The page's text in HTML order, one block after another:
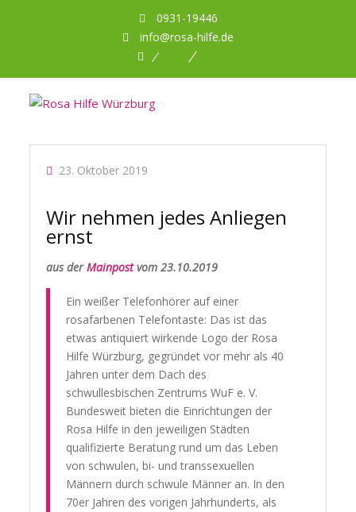
0931-19446
info@rosa-hilfe.de
Facebook
Romeo
23. Oktober 2019
Wir nehmen jedes Anliegen
ernst
aus derMainpostvom 23.10.2019
Ein weißer Telefonhörer auf einer
rosafarbenen Telefontaste: Das ist das
etwas antiquiert wirkende Logo der Rosa
Hilfe Würzburg, gegründet vor mehr als 40
Jahren unter dem Dach des
schwullesbischen Zentrums WuF e. V.
Bundesweit bieten die Einrichtungen der
Rosa Hilfe in den jeweiligen Städten
qualifizierte Beratung rund um das Leben
von schwulen, bi- und transsexuellen
Männern durch schwule Männer an. In den
70er Jahren des vorigen Jahrhunderts, als